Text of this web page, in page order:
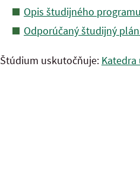
Opis študijného programu
Odporúčaný študijný
Štúdium uskutočňuje: